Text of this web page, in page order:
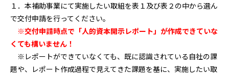
１．本補助事業にて実施したい取組を表１及び表２の中から選ん
で交付申請を行ってください。
※​交付申請時点で「人的資本開示レポート」が作成できていな
くても構いません！
※レポートができていなくても、既に認識されている自社の課
題や、レポート作成過程で見えてきた課題を基に、実施したい取